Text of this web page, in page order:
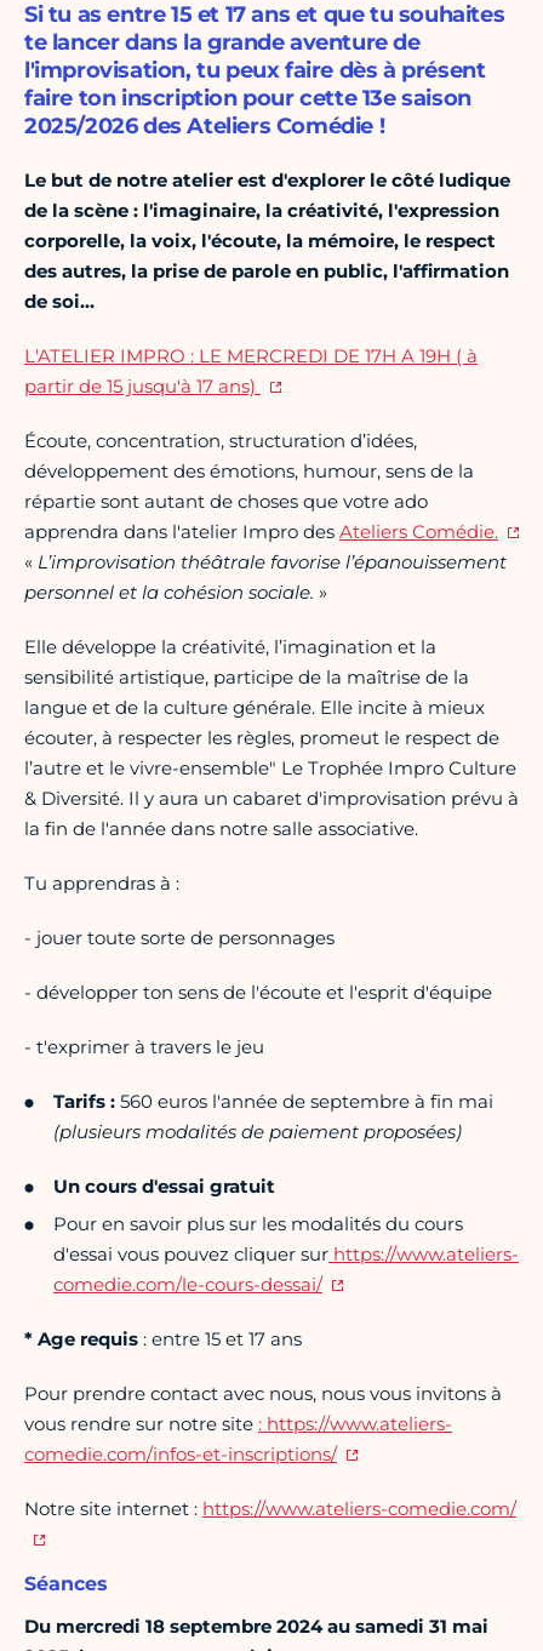
Si tu as entre 15 et 17 ans et que tu souhaites
te lancer dans la grande aventure de
l'improvisation, tu peux faire dès à présent
faire ton inscription pour cette 13e saison
2025/2026 des Ateliers Comédie !
Le but de notre atelier est d'explorer le côté ludique
de la scène : l'imaginaire, la créativité, l'expression
corporelle, la voix, l'écoute, la mémoire, le respect
des autres, la prise de parole en public, l'affirmation
de soi…
L'ATELIER IMPRO : LE MERCREDI DE 17H A 19H ( à
partir de 15 jusqu'à 17 ans)
Écoute, concentration, structuration d’idées,
développement des émotions, humour, sens de la
répartie sont autant de choses que votre ado
apprendra dans l'atelier Impro des Ateliers Comédie.
« L’improvisation théâtrale favorise l’épanouissement
personnel et la cohésion sociale. »
Elle développe la créativité, l’imagination et la
sensibilité artistique, participe de la maîtrise de la
langue et de la culture générale. Elle incite à mieux
écouter, à respecter les règles, promeut le respect de
l’autre et le vivre-ensemble" Le Trophée Impro Culture
& Diversité. Il y aura un cabaret d'improvisation prévu à
la fin de l'année dans notre salle associative.
Tu apprendras à :
- jouer toute sorte de personnages
- développer ton sens de l'écoute et l'esprit d'équipe
- t'exprimer à travers le jeu
Tarifs : 560 euros l'année de septembre à fin mai
(plusieurs modalités de paiement proposées)
Un cours d'essai gratuit
Pour en savoir plus sur les modalités du cours
d'essai vous pouvez cliquer sur https://www.ateliers-
comedie.com/le-cours-dessai/
* Age requis : entre 15 et 17 ans
Pour prendre contact avec nous, nous vous invitons à
vous rendre sur notre site : https://www.ateliers-
comedie.com/infos-et-inscriptions/
Notre site internet : https://www.ateliers-comedie.com/
Séances
Du mercredi 18 septembre 2024 au samedi 31 mai